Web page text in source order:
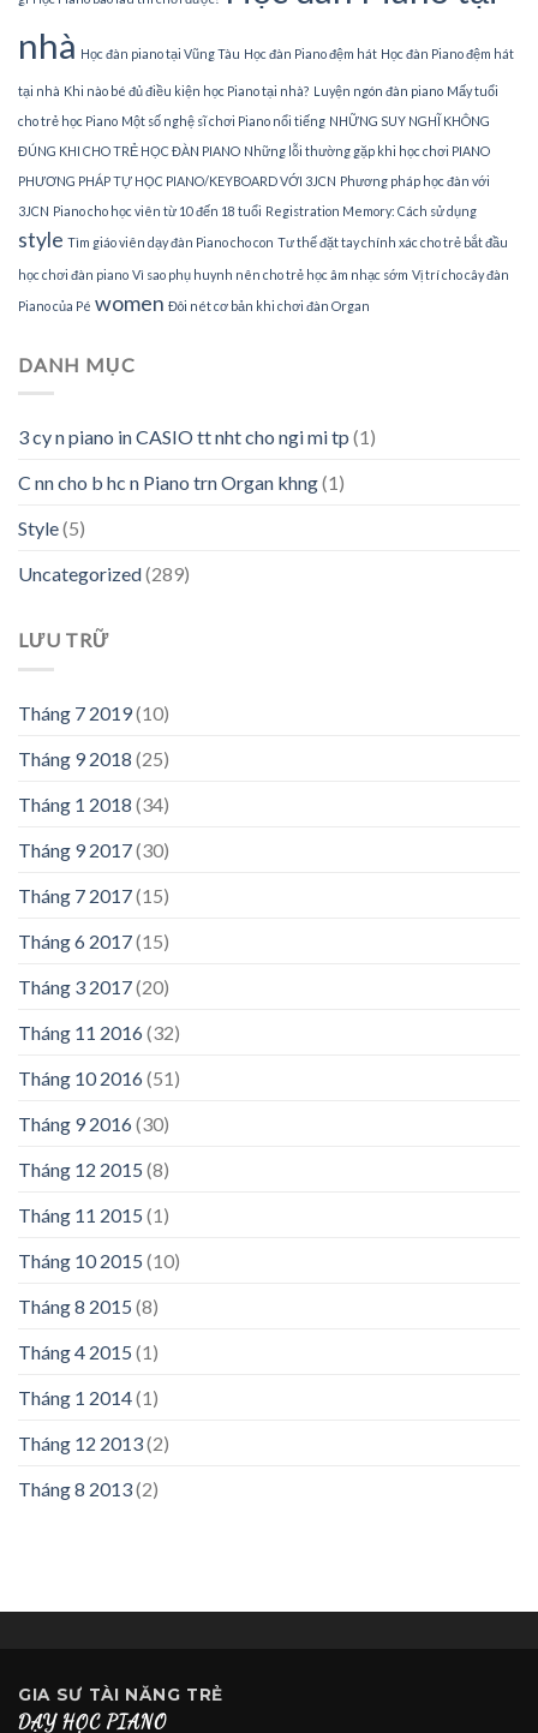
nhà Học đàn piano tại Vũng Tàu Học đàn Piano đệm hát Học đàn Piano đệm hát
tại nhà Khi nào bé đủ điều kiện học Piano tại nhà? Luyện ngón đàn piano Mấy tuổi
cho trẻ học Piano Một số nghệ sĩ chơi Piano nổi tiếng NHỮNG SUY NGHĨ KHÔNG
ĐÚNG KHI CHO TRẺ HỌC ĐÀN PIANO Những lỗi thường gặp khi học chơi PIANO
PHƯƠNG PHÁP TỰ HỌC PIANO/KEYBOARD VỚI 3JCN Phương pháp học đàn với
3JCN Piano cho học viên từ 10 đến 18 tuổi Registration Memory: Cách sử dụng
style Tìm giáo viên dạy đàn Piano cho con Tư thế đặt tay chính xác cho trẻ bắt đầu
học chơi đàn piano Vì sao phụ huynh nên cho trẻ học âm nhạc sớm Vị trí cho cây đàn
Piano của Pé women Đôi nét cơ bản khi chơi đàn Organ
DANH MỤC
3 cy n piano in CASIO tt nht cho ngi mi tp (1)
C nn cho b hc n Piano trn Organ khng(1)
Style(5)
Uncategorized(289)
LƯU TRỮ
Tháng 7 2019(10)
Tháng 9 2018 (25)
Tháng 1 2018 (34)
Tháng 9 2017(30)
Tháng 7 2017(15)
Tháng 6 2017(15)
Tháng 3 2017(20)
Tháng 11 2016(32)
Tháng 10 2016(51)
Tháng 9 2016(30)
Tháng 12 2015 (8)
Tháng 11 2015 (1)
Tháng 10 2015 (10)
Tháng 8 2015 (8)
Tháng 4 2015 (1)
Tháng 1 2014(1)
Tháng 12 2013(2)
Tháng 8 2013(2)
GIA SƯ TÀI NĂNG TRẺ
DẠY HỌC PIANO